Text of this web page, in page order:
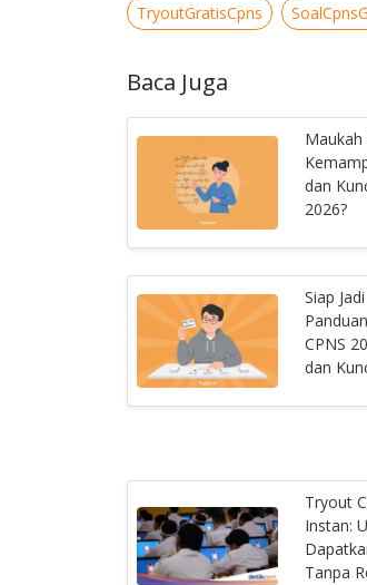
TryoutGratisCpns
Baca Juga
Maukah
dan
2026?
Siap
CPNS
dan
Tryout
Instan:
Tanpa